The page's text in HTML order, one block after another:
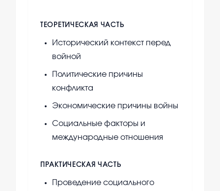
ТЕОРЕТИЧЕСКАЯ ЧАСТЬ
Исторический контекст перед
войной
Политические причины
конфликта
Экономические причины войны
Социальные факторы и
международные отношения
ПРАКТИЧЕСКАЯ ЧАСТЬ
Проведение социального